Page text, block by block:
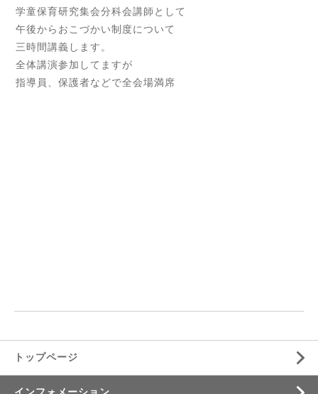
学童保育研究集会分科会講師として
午後からおこづかい制度について
三時間講義します。
全体講演参加してますが
指導員、保護者などで全会場満席
トップページ